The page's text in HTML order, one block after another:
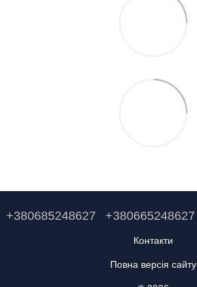
+380685248627 +380665248627
Контакти
Повна версія сайту